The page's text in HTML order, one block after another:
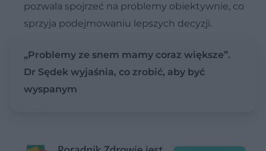
pozwala spojrzeć na problemy obiektywnie, co
sprzyja podejmowaniu lepszych decyzji.
„Problemy ze snem mamy coraz większe”.
Dr Sędek wyjaśnia, co zrobić, aby być
wyspanym